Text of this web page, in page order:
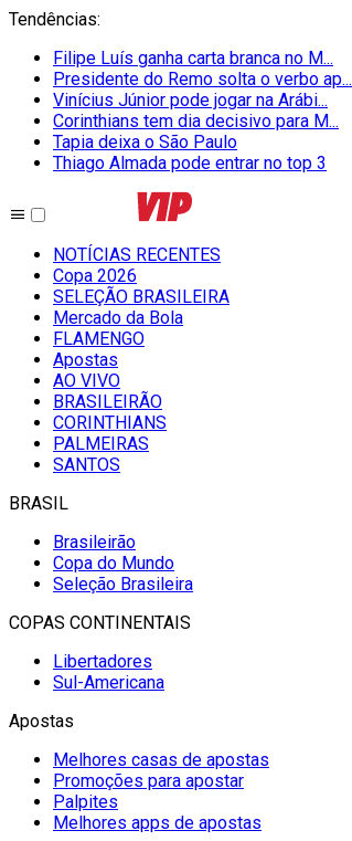
Tendências:
Filipe Luís ganha carta branca no M...
Presidente do Remo solta o verbo ap...
Vinícius Júnior pode jogar na Arábi...
Corinthians tem dia decisivo para M...
Tapia deixa o São Paulo
Thiago Almada pode entrar no top 3
NOTÍCIAS RECENTES
Copa 2026
SELEÇÃO BRASILEIRA
Mercado da Bola
FLAMENGO
Apostas
AO VIVO
BRASILEIRÃO
CORINTHIANS
PALMEIRAS
SANTOS
BRASIL
Brasileirão
Copa do Mundo
Seleção Brasileira
COPAS CONTINENTAIS
Libertadores
Sul-Americana
Apostas
Melhores casas de apostas
Promoções para apostar
Palpites
Melhores apps de apostas